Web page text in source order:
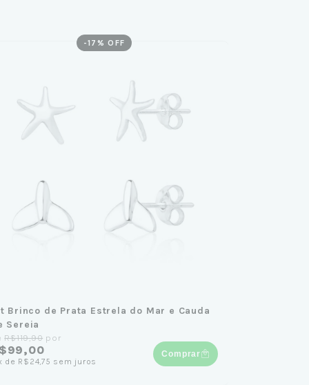
-17 % OFF
Brinco de Prata Estrela do Mar e Cauda
Sereia
R$119,90 por
de R$24,75 sem juros
Comprar